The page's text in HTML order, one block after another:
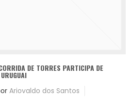
DE TORRES PARTICIPA DE
Ariovaldo dos Santos